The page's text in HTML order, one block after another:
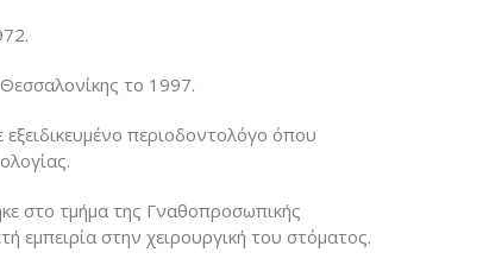
το 1997.
περιοδοντολόγο όπου
στο τμήμα της Γναθοπροσωπικής
εμπειρία στην χειρουργική του στόματος.